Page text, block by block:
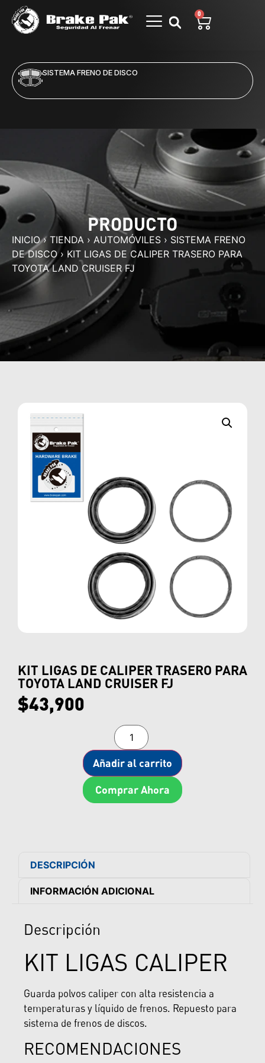
0
SISTEMA FRENO DE DISCO
PRODUCTO
INICIO› TIENDA › AUTOMÓVILES › SISTEMA FRENO
DE DISCO› KIT LIGAS DE CALIPER TRASERO PARA
TOYOTA LAND CRUISER FJ
KIT LIGAS DE CALIPER TRASERO PARA
TOYOTA LAND CRUISER FJ
$43,900
Añadir al carrito
Comprar Ahora
DESCRIPCIÓN
INFORMACIÓN ADICIONAL
Descripción
KIT LIGAS CALIPER
Guarda polvos caliper con alta resistencia a
temperaturas y líquido de frenos. Repuesto para
sistema de frenos de discos.
RECOMENDACIONES